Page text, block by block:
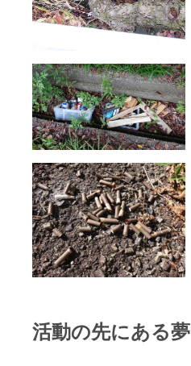
活動の先にある夢